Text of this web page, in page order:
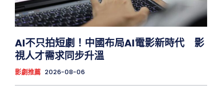
AI不只拍短劇！中國布局AI電影新時代 影
視人才需求同步升溫
影劇推薦 2026-08-06